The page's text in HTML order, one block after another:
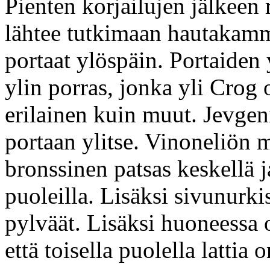
Pienten korjailujen jälkeen
lähtee tutkimaan
portaat ylöspäin. Portaiden
ylin porras, jonka yli Crog
erilainen kuin muut.
portaan ylitse. Vinoneliön
bronssinen patsas
puoleilla. Lisäksi
pylväät. Lisäksi
että toisella puolella lattia